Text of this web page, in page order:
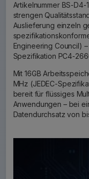
Artikelnummer BS-D4-
strengen
Auslieferung einzeln
Engineering Council)
Spezifikation PC4-
Mit 16GB
MHz (JEDEC-
bereit für flüssiges
Anwendungen – bei
Datendurchsatz von